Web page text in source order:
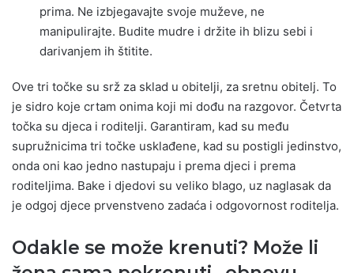
prima. Ne izbjegavajte svoje muževe, ne
manipulirajte. Budite mudre i držite ih blizu sebi i
darivanjem ih štitite.
Ove tri točke su srž za sklad u obitelji, za sretnu obitelj. To
je sidro koje crtam onima koji mi dođu na razgovor. Četvrta
točka su djeca i roditelji. Garantiram, kad su među
supružnicima tri točke usklađene, kad su postigli jedinstvo,
onda oni kao jedno nastupaju i prema djeci i prema
roditeljima. Bake i djedovi su veliko blago, uz naglasak da
je odgoj djece prvenstveno zadaća i odgovornost roditelja.
Odakle se može krenuti? Može li